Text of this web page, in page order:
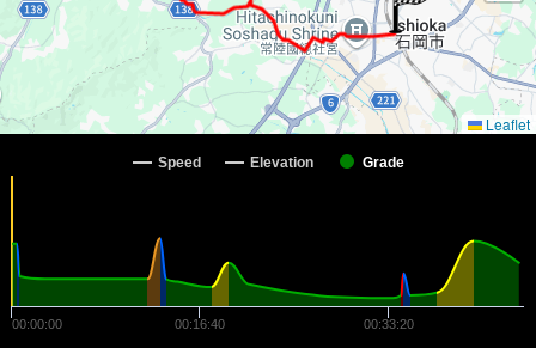
Leaflet
Speed Elevation Grade
00:00:00 00:16:40 00:33:20